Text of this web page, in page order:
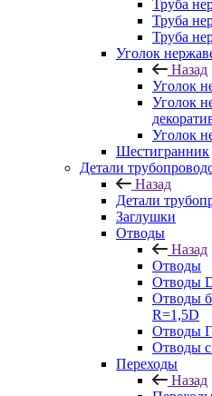
Труба
Труба
Труба
Уголок
Назад
Уголок
Уголок
Уголок
Шестигранник
Детали
Назад
Детали
Заглушки
Отводы
Назад
Отводы
Отводы
Отводы
R=1,5D
Отводы
Отводы
Переходы
Назад